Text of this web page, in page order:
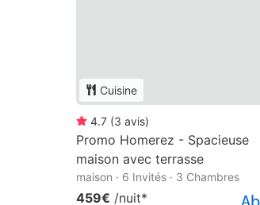
Cuisine
4.7 (3 avis)
Promo Homerez - Spacieuse
maison avec terrasse
maison · 6 Invités · 3 Chambres
459€ /nuit*